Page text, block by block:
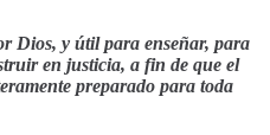
Dios, y útil para enseñar, para
en justicia, a fin de que el
preparado para toda